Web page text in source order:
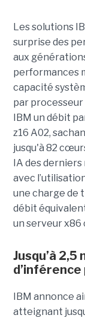
Les solutions
surprise des
aux
performances
capacité
par processeur
IBM un débit
z16 A02,
jusqu'à 82
IA des derniers
avec
une charge de
débit
un serveur x86
Jusqu’à
IBM annonce
atteignant